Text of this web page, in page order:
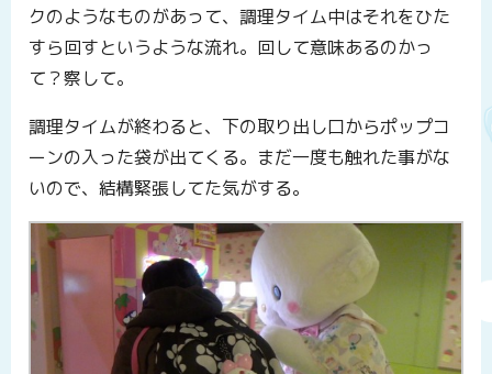
クのようなものがあって、調理タイム中はそれをひた
すら回すというような流れ。回して意味あるのかっ
て？察して。
調理タイムが終わると、下の取り出し口からポップコ
ーンの入った袋が出てくる。まだ一度も触れた事がな
いので、結構緊張してた気がする。